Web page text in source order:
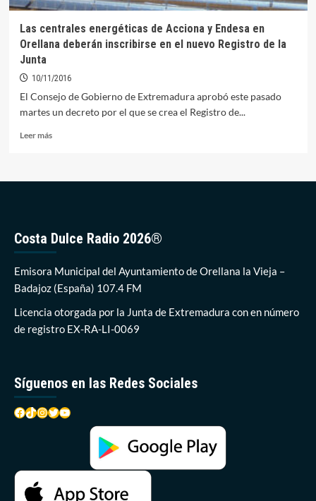
Orellana
Las centrales energéticas de Acciona y Endesa en
Orellana deberán inscribirse en el nuevo Registro de la
Junta
10/11/2016
El Consejo de Gobierno de Extremadura aprobó este pasado
martes un decreto por el que se crea el Registro de...
Leer másLeer
y
Endesa
en
deberán
inscribirse
el
la
Junta
Costa Dulce Radio 2026®
Emisora Municipal del Ayuntamiento de Orellana la Vieja –
Badajoz (España) 107.4 FM
Licencia otorgada por la Junta de Extremadura con en número
de registro EX-RA-LI-0069
Síguenos en las Redes Sociales
Facebook
TikTok
Instagram
Twitter
YouTube